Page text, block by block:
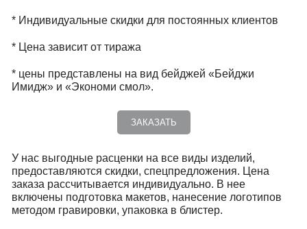
* Индивидуальные скидки для постоянных клиентов
* Цена зависит от тиража
* цены представлены на вид бейджей «Бейджи
Имидж» и «Экономи смол».
ЗАКАЗАТЬ
У нас выгодные расценки на все виды изделий,
предоставляются скидки, спецпредложения. Цена
заказа рассчитывается индивидуально. В нее
включены подготовка макетов, нанесение логотипов
методом гравировки, упаковка в блистер.